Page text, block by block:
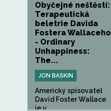
Obyčejné neštěstí:
Terapeutická
beletrie Davida
Fostera Wallaceho
- Ordinary
Unhappiness:
The...
JON BASKIN
Americký spisovatel
David Foster Wallace
je v...